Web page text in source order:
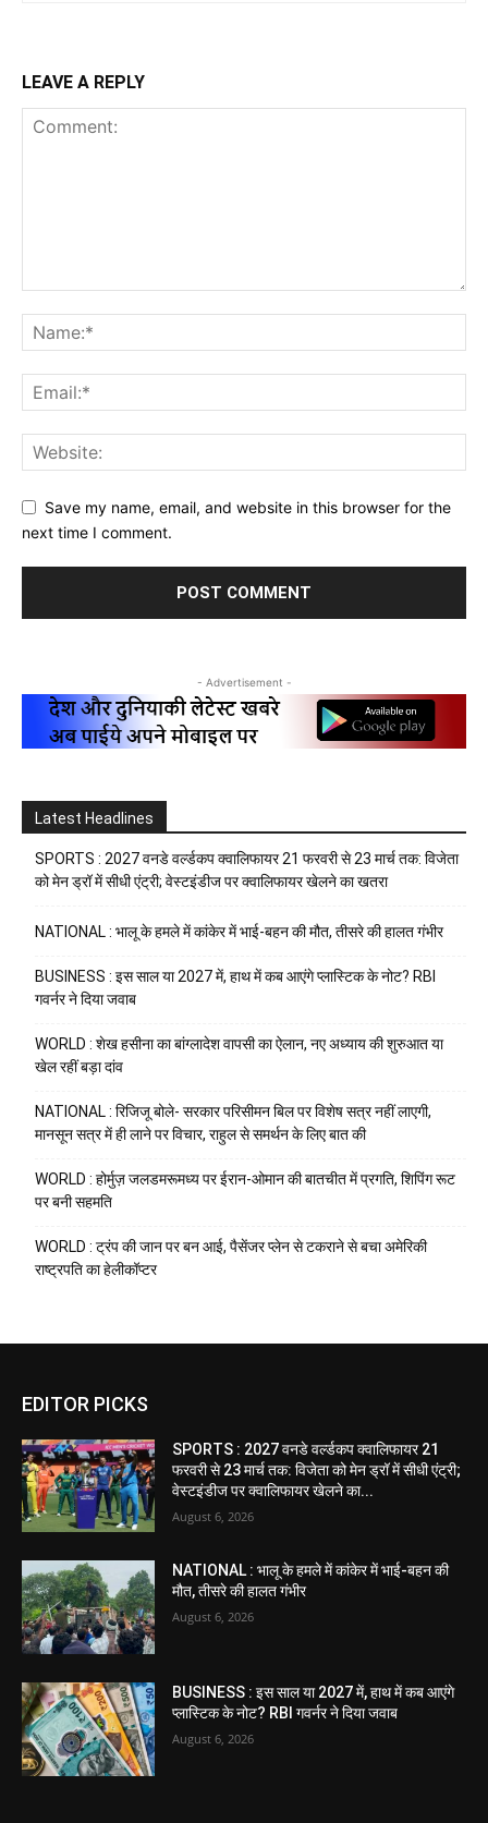
LEAVE A REPLY
Save my name, email, and website in this browser for the
next time I comment.
- Advertisement -
Latest Headlines
SPORTS : 2027 वनडे वर्ल्डकप क्वालिफायर 21 फरवरी से 23 मार्च तक: विजेता
को मेन ड्रॉ में सीधी एंट्री; वेस्टइंडीज पर क्वालिफायर खेलने का खतरा
NATIONAL : भालू के हमले में कांकेर में भाई-बहन की मौत, तीसरे की हालत गंभीर
BUSINESS : इस साल या 2027 में, हाथ में कब आएंगे प्लास्टिक के नोट? RBI
गवर्नर ने दिया जवाब
WORLD : शेख हसीना का बांग्लादेश वापसी का ऐलान, नए अध्याय की शुरुआत या
खेल रहीं बड़ा दांव
NATIONAL : रिजिजू बोले- सरकार परिसीमन बिल पर विशेष सत्र नहीं लाएगी,
मानसून सत्र में ही लाने पर विचार, राहुल से समर्थन के लिए बात की
WORLD : होर्मुज़ जलडमरूमध्य पर ईरान-ओमान की बातचीत में प्रगति, शिपिंग रूट
पर बनी सहमति
WORLD : ट्रंप की जान पर बन आई, पैसेंजर प्लेन से टकराने से बचा अमेरिकी
राष्ट्रपति का हेलीकॉप्टर
EDITOR PICKS
SPORTS : 2027 वनडे वर्ल्डकप क्वालिफायर 21
फरवरी से 23 मार्च तक: विजेता को मेन ड्रॉ में सीधी एंट्री;
वेस्टइंडीज पर क्वालिफायर खेलने का...
August 6, 2026
NATIONAL : भालू के हमले में कांकेर में भाई-बहन की
मौत, तीसरे की हालत गंभीर
August 6, 2026
BUSINESS : इस साल या 2027 में, हाथ में कब आएंगे
प्लास्टिक के नोट? RBI गवर्नर ने दिया जवाब
August 6, 2026